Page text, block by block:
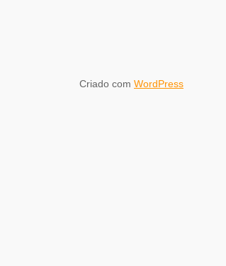
Criado com WordPress